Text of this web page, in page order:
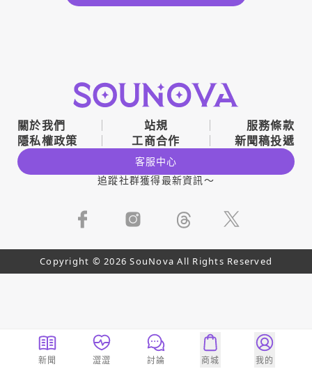
關於我們 站規
服務條款
隱私權政策
工商合作 新聞稿投遞
客服中心
追蹤社群獲得最新資訊～
Copyright © 2026 SouNova All Rights Reserved
新聞 澀澀 討論 商城 我的